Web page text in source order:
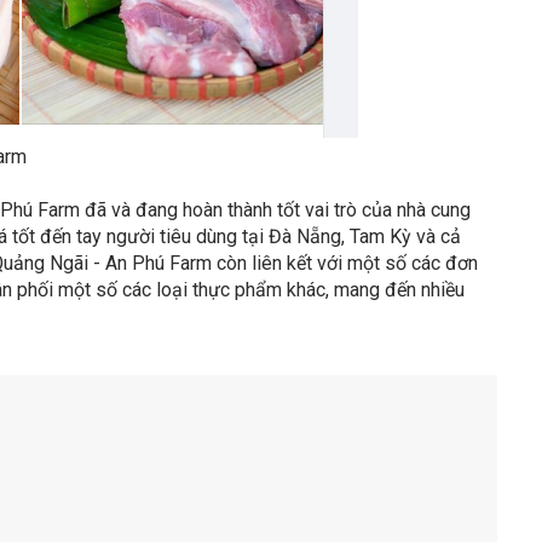
Farm đã và đang hoàn thành tốt vai trò của nhà cung
tốt đến tay người tiêu dùng tại Đà Nẵng, Tam Kỳ và cả
Ngãi - An Phú Farm còn liên kết với một số các đơn
phối một số các loại thực phẩm khác, mang đến nhiều